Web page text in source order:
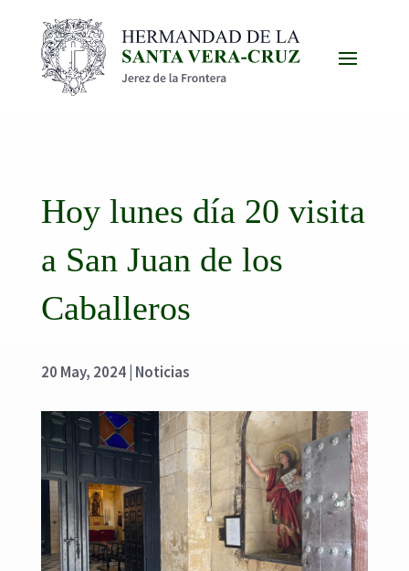
Hoy lunes día 20 visita
a San Juan de los
Caballeros
20 May, 2024| Noticias